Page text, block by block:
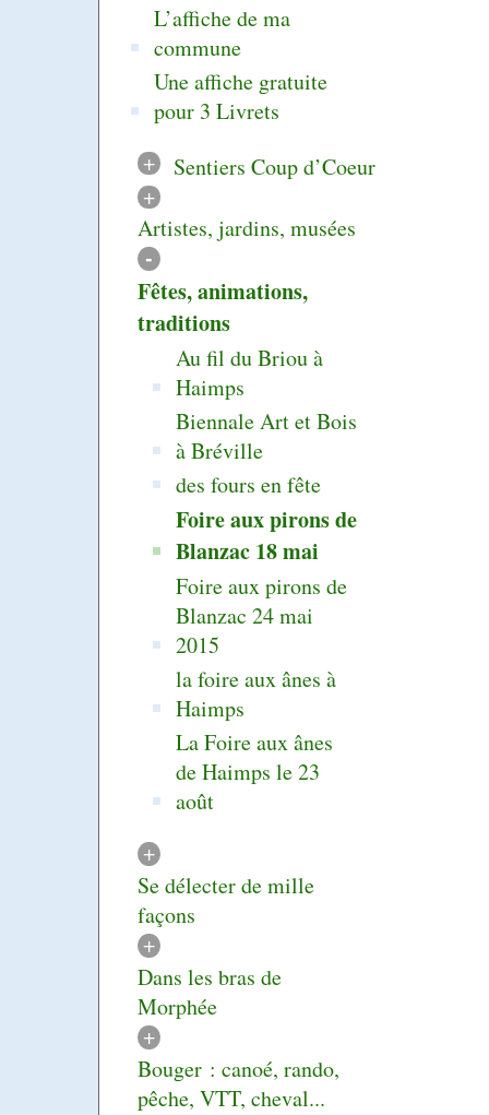
L’affiche de ma
commune
Une affiche gratuite
pour 3 Livrets
+
Sentiers Coup d’Coeur
+
Artistes, jardins, musées
-
Fêtes, animations,
traditions
Au fil du Briou à
Haimps
Biennale Art et Bois
à Bréville
des fours en fête
Foire aux pirons de
Blanzac 18 mai
Foire aux pirons de
Blanzac 24 mai
2015
la foire aux ânes à
Haimps
La Foire aux ânes
de Haimps le 23
août
+
Se délecter de mille
façons
+
Dans les bras de
Morphée
+
Bouger : canoé, rando,
pêche, VTT, cheval...